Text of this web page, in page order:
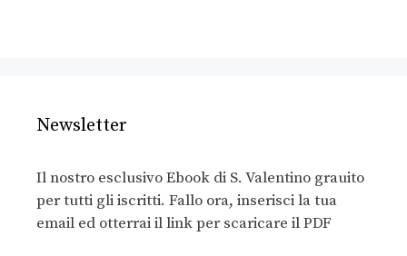
Newsletter
Il nostro esclusivo Ebook di S. Valentino grauito
per tutti gli iscritti. Fallo ora, inserisci la tua
email ed otterrai il link per scaricare il PDF